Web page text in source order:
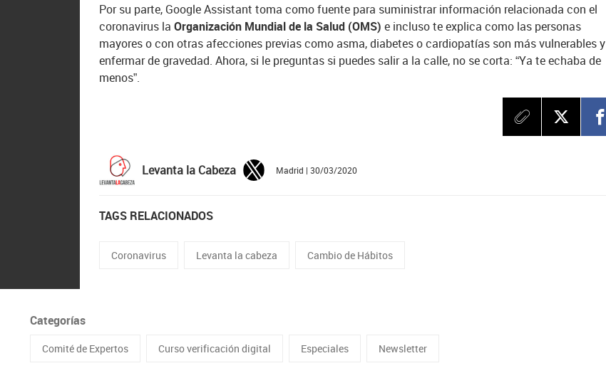
Por su parte, Google Assistant toma como fuente para suministrar información relacionada con el
coronavirus laOrganización Mundial de la Salud (OMS) e incluso te explica como las personas
mayores o con otras afecciones previas como asma, diabetes o cardiopatías son más vulnerables y
enfermar de gravedad. Ahora, si le preguntas si puedes salir a la calle, no se corta: “Ya te echaba de
menos”.
Levanta la Cabeza Madrid | 30/03/2020
TAGS RELACIONADOS
Coronavirus Levanta la cabeza Cambio de Hábitos
Categorías
Comité de Expertos Curso verificación digital Especiales Newsletter